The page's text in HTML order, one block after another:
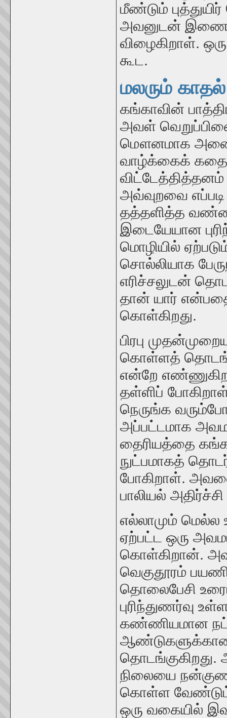
மீண்டும்
அவனுடன்
விழைகிறாள்.
கூட.
மலரும் காதல்
கங்காவின்
அவள்
மௌனமாக
வாழ்க்கைக்
அவ்வுறவை
தத்தளித்த
இடையேயான
மொழியில்
சொல்லியாக
எரிச்சலுடன்
தான் யார்
கொள்கிறது.
பிரபு
கொள்ளத்
என்றே
தள்ளிப்
நெருங்க
அப்பட்டமாக
தைரியத்தை
நுட்பமாகத்
போகிறாள்.
பாலியல்
எல்லாமும் மெல்ல
ஏற்பட்ட ஒரு
கொள்கிறான்.
வெகுதூரம்
தொலைபேசி
புரிந்துணர்வு
கண்ணியமான
ஆண்டுகளுக்கான
நிலையை
கொள்ள வேண்டும்
ஒரு வகையில்